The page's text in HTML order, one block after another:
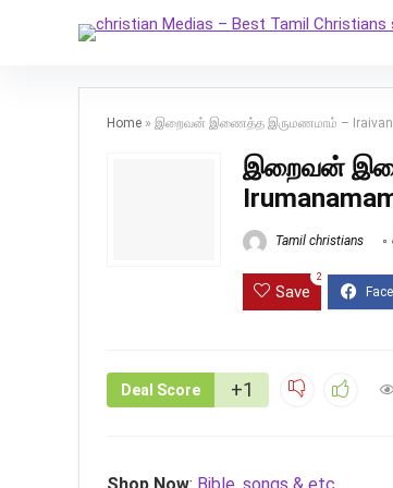
Home » இறைவன் இணைத்த இருமணமாம் – Iraivan
இறைவன்
Tamil christians
Save
2
Deal Score +1